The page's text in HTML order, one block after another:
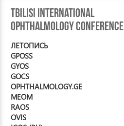
Tbilisi International
Ophthalmology Conference
ЛЕТОПИСЬ
GPOSS
GYOS
GOCS
OPHTHALMOLOGY.GE
MEOM
RAOS
OVIS